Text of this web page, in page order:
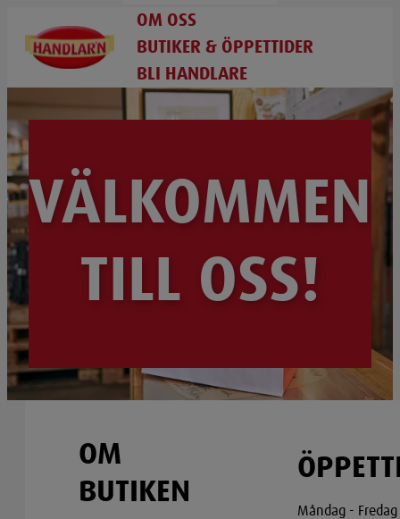
OM OSS
BUTIKER & ÖPPETTIDER
BLI HANDLARE
VÄLKOMMEN
TILL OSS!
OM
BUTIKEN
Måndag -